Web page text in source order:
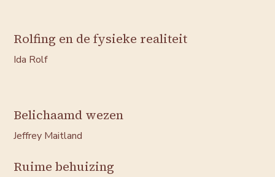
Rolfing en de fysieke realiteit
Ida Rolf
Belichaamd wezen
Jeffrey Maitland
Ruime behuizing